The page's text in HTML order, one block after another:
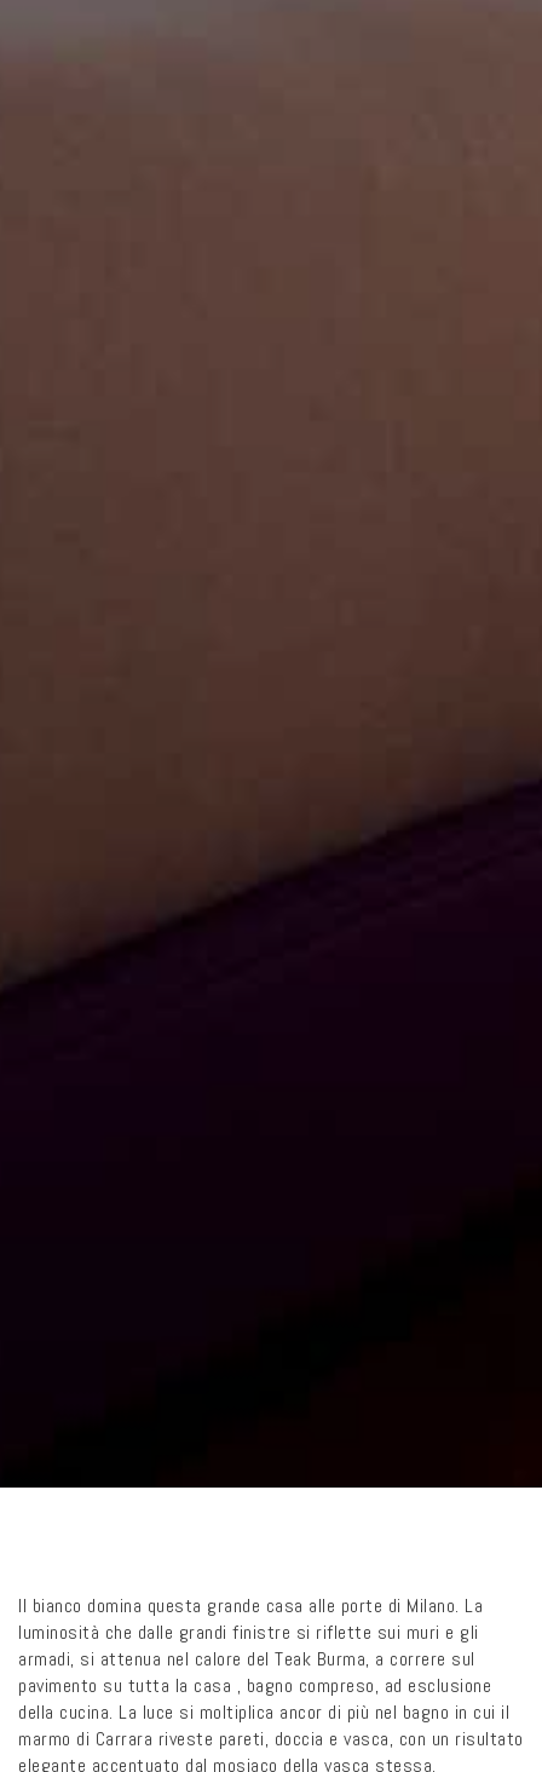
Il bianco domina questa grande casa alle porte di Milano. La
luminosità che dalle grandi finistre si riflette sui muri e gli
armadi, si attenua nel calore del Teak Burma, a correre sul
pavimento su tutta la casa , bagno compreso, ad esclusione
della cucina. La luce si moltiplica ancor di più nel bagno in cui il
marmo di Carrara riveste pareti, doccia e vasca, con un risultato
elegante accentuato dal mosiaco della vasca stessa.